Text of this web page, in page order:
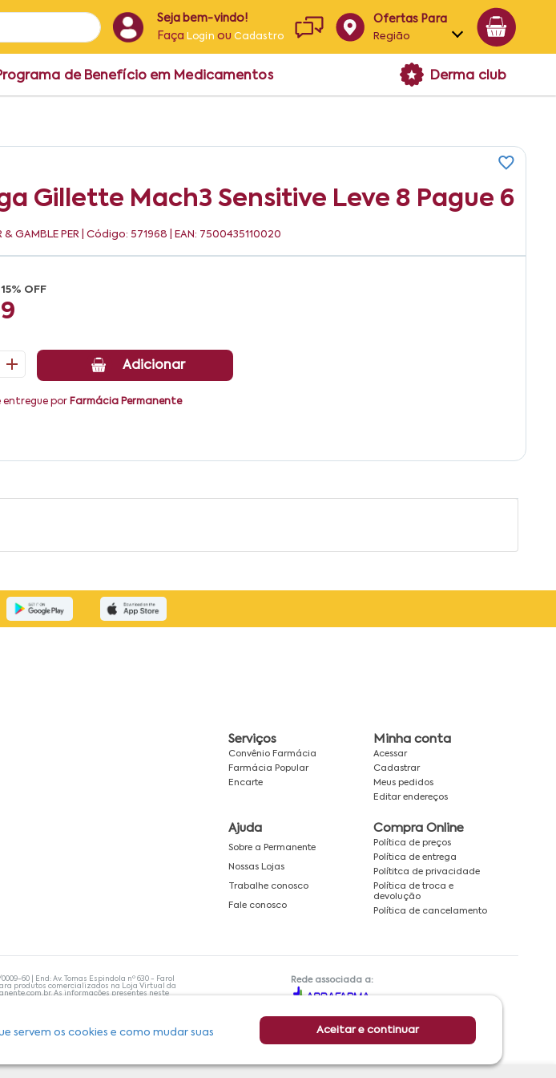
Seja bem-vindo!
Faça Login ouCadastro
Ofertas Para
Região
Alagoas
de Benefício em Medicamentos Derma club
Gillette Mach3 Sensitive Leve 8 Pague 6
& GAMBLE PER | Código: 571968 | EAN: 7500435110020
15% OFF
Adicionar
entregue por Farmácia Permanente
servem os cookies e como mudar suas
Aceitar e continuar
Serviços
Convênio Farmácia
Farmácia Popular
Encarte
Minha conta
Acessar
Cadastrar
Meus pedidos
Editar endereços
Ajuda
Sobre a Permanente
Nossas Lojas
Trabalhe conosco
Fale conosco
Compra Online
Política de preços
Política de entrega
Polítitca de privacidade
Política de troca e
devolução
Política de cancelamento
60 | End: Av. Tomas Espindola nº 630 - Farol
produtos comercializados na Loja Virtual da
. As informações presentes neste
Apenas o médico está capacitado para
Farmácia Permanente trabalha com as
dos clientes são compromissos da
Rede associada a: